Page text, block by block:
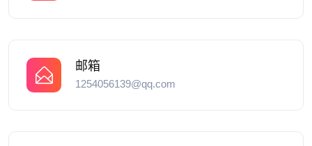
邮箱
1254056139@qq.com